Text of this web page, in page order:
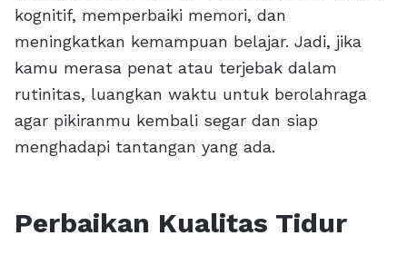
kognitif, memperbaiki memori, dan
meningkatkan kemampuan belajar. Jadi, jika
kamu merasa penat atau terjebak dalam
rutinitas, luangkan waktu untuk berolahraga
agar pikiranmu kembali segar dan siap
menghadapi tantangan yang ada.
Perbaikan Kualitas Tidur